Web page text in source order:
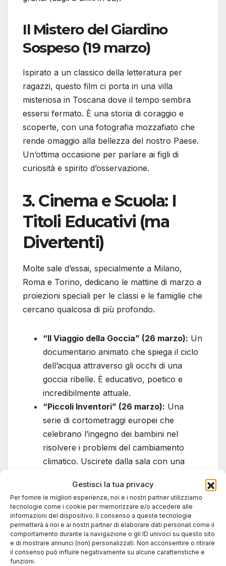
Gestisci la tua privacy
Per fornire le migliori esperienze, noi e i nostri partner utilizziamo
tecnologie come i cookie per memorizzare e/o accedere alle
informazioni del dispositivo. Il consenso a queste tecnologie
permetterà a noi e ai nostri partner di elaborare dati personali come il
comportamento durante la navigazione o gli ID univoci su questo sito
e di mostrare annunci (non) personalizzati. Non acconsentire o ritirare
il consenso può influire negativamente su alcune caratteristiche e
funzioni.
Il Mistero del Giardino
Sospeso (19 marzo)
Ispirato a un classico della letteratura per
ragazzi, questo film ci porta in una villa
misteriosa in Toscana dove il tempo sembra
essersi fermato. È una storia di coraggio e
scoperte, con una fotografia mozzafiato che
rende omaggio alla bellezza del nostro Paese.
Un’ottima occasione per parlare ai figli di
curiosità e spirito d’osservazione.
3. Cinema e Scuola: I
Titoli Educativi (ma
Divertenti)
Molte sale d’essai, specialmente a Milano,
Roma e Torino, dedicano le mattine di marzo a
proiezioni speciali per le classi e le famiglie che
cercano qualcosa di più profondo.
“Il Viaggio della Goccia” (26 marzo): Un
documentario animato che spiega il ciclo
dell’acqua attraverso gli occhi di una
goccia ribelle. È educativo, poetico e
incredibilmente attuale.
“Piccoli Inventori” (26 marzo): Una
serie di cortometraggi europei che
celebrano l’ingegno dei bambini nel
risolvere i problemi del cambiamento
climatico. Uscirete dalla sala con una
insieme.
4. Consigli Pratici per
una Sosta al Cinema
Senza Stress